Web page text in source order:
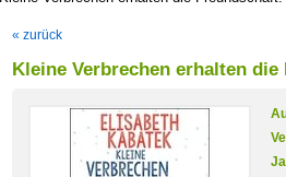
« zurück
Kleine Verbrechen erhalten